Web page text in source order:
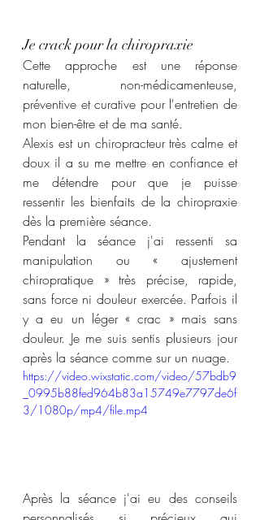
Je crack pour la chiropraxie
Cette approche est une réponse
naturelle, non-médicamenteuse,
préventive et curative pour l'entretien de
mon bien-être et de ma santé.
Alexis est un chiropracteur très calme et
doux il a su me mettre en confiance et
me détendre pour que je puisse
ressentir les bienfaits de la chiropraxie
dès la première séance.
Pendant la séance j'ai ressenti sa
manipulation ou « ajustement
chiropratique » très précise, rapide,
sans force ni douleur exercée. Parfois il
y a eu un léger « crac » mais sans
douleur. Je me suis sentis plusieurs jour
après la séance comme sur un nuage.
https://video.wixstatic.com/video/57bdb9
_0995b88fed964b83a15749e7797de6f
3/1080p/mp4/file.mp4
Après la séance j'ai eu des conseils